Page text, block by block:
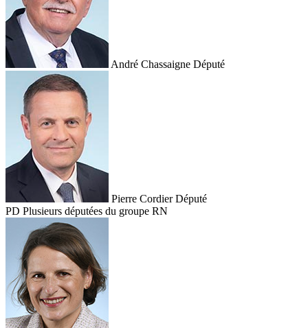
André Chassaigne Député
Pierre Cordier Député
PD Plusieurs députées du groupe RN